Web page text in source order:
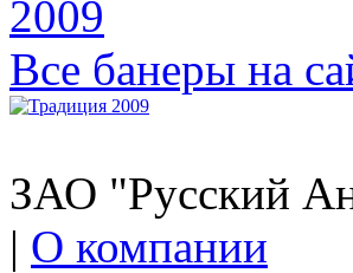
Все банеры на
ЗАО "Русский
| О компании